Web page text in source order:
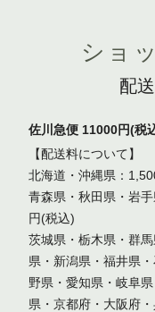
ショ
配
佐川急便 11000円(税
【配送料について】
北海道・沖縄県：
青森県・秋田県・岩
円(税込)
茨城県・栃木県・群
県・新潟県・福井県
野県・愛知県・岐阜
県・京都府・大阪府